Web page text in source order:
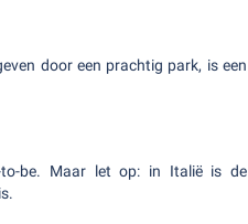
door een prachtig park, is een
to-be. Maar let op: in Italië is de